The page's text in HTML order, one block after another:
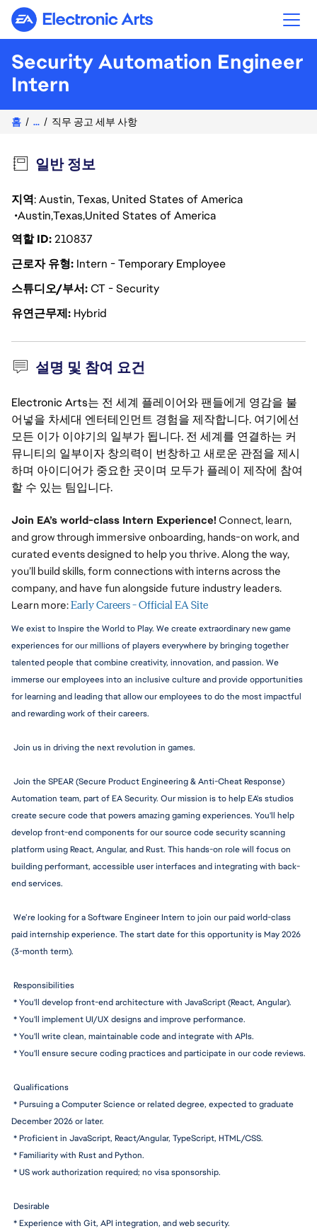
Electronic Arts
Security Automation Engineer
Intern
홈 ... 직무 공고 세부 사항
일반 정보
지역: Austin, Texas, United States of America
AustinTexas United States of America
역할 ID210837
근로자 유형 Intern - Temporary Employee
스튜디오/부서CT - Security
유연근무제 Hybrid
설명 및 참여 요건
Electronic Arts는 전 세계 플레이어와 팬들에게 영감을 불
어넣을 차세대 엔터테인먼트 경험을 제작합니다. 여기에선
모든 이가 이야기의 일부가 됩니다. 전 세계를 연결하는 커
뮤니티의 일부이자 창의력이 번창하고 새로운 관점을 제시
하며 아이디어가 중요한 곳이며 모두가 플레이 제작에 참여
할 수 있는 팀입니다.
Join EA’s world-class Intern Experience! Connect, learn,
and grow through immersive onboarding, hands-on work, and
curated events designed to help you thrive. Along the way,
you’ll build skills, form connections with interns across the
company, and have fun alongside future industry leaders.
Learn more:Early Careers - Official EA Site
We exist to Inspire the World to Play. We create extraordinary new game
experiences for our millions of players everywhere by bringing together
talented people that combine creativity, innovation, and passion. We
immerse our employees into an inclusive culture and provide opportunities
for learning and leading that allow our employees to do the most impactful
and rewarding work of their careers.
Join us in driving the next revolution in games.
Join the SPEAR (Secure Product Engineering & Anti-Cheat Response)
Automation team, part of EA Security. Our mission is to help EA's studios
create secure code that powers amazing gaming experiences. You'll help
develop front-end components for our source code security scanning
platform using React, Angular, and Rust. This hands-on role will focus on
building performant, accessible user interfaces and integrating with back-
end services.
We’re looking for a Software Engineer Intern to join our paid world-class
paid internship experience. The start date for this opportunity is May 2026
(3-month term).
Responsibilities
* You'll develop front-end architecture with JavaScript (React, Angular).
* You'll implement UI/UX designs and improve performance.
* You'll write clean, maintainable code and integrate with APIs.
* You'll ensure secure coding practices and participate in our code reviews.
Qualifications
* Pursuing a Computer Science or related degree, expected to graduate
December 2026 or later.
* Proficient in JavaScript, React/Angular, TypeScript, HTML/CSS.
* Familiarity with Rust and Python.
* US work authorization required; no visa sponsorship.
Desirable
* Experience with Git, API integration, and web security.